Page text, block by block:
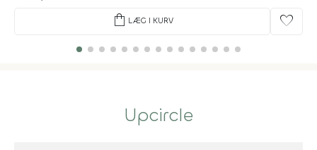
shopping_bag LÆG I KURV favorite
Upcircle